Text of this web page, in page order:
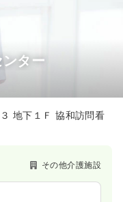
ター
地下１Ｆ 協和訪問看
その他介護施設